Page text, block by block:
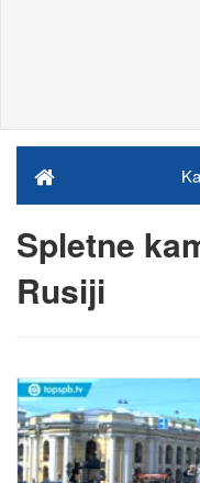
Spletne
Rusiji